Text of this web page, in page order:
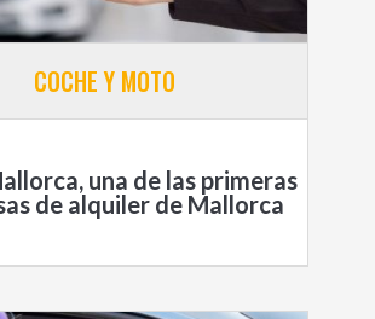
COCHE Y MOTO
una de las primeras
de alquiler de Mallorca